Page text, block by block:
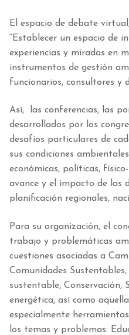
El espacio de debate
“Establecer un espacio de
experiencias y miradas en
instrumentos de gestión
funcionarios, consultores y
Así, las conferencias, las
desarrollados por los
desafíos particulares de
sus condiciones
económicas, políticas,
avance y el impacto de las
planificación regionales,
Para su organización, el
trabajo y problemáticas
cuestiones asociadas a
Comunidades
sustentable, Conservación,
energética, así como
especialmente
los temas y problemas: